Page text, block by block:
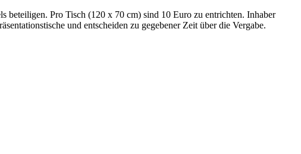
beteiligen. Pro Tisch (120 x 70 cm) sind 10 Euro zu entrichten. Inhaber
und entscheiden zu gegebener Zeit über die Vergabe.